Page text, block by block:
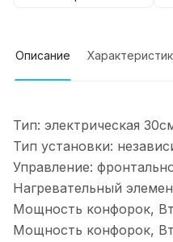
Описание
Тип: электрическая
Тип установки:
Управление:
Нагревательный
Мощность конфорок,
Мощность конфорок,